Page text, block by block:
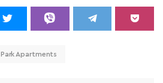
Park Apartments